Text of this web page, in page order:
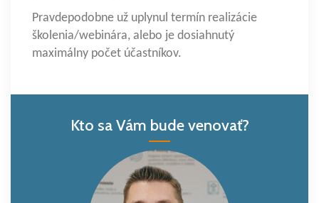
Pravdepodobne už uplynul termín realizácie
školenia/webinára, alebo je dosiahnutý
maximálny počet účastníkov.
Kto sa Vám bude venovať?